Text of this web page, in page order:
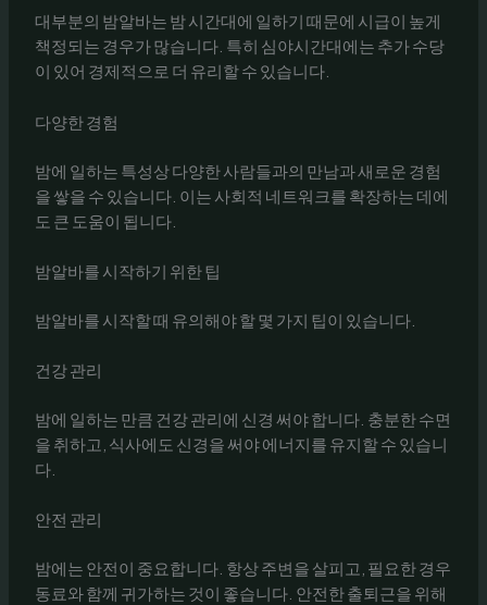
대부분의 밤알바는 밤 시간대에 일하기 때문에 시급이 높게
책정되는 경우가 많습니다. 특히 심야시간대에는 추가 수당
이 있어 경제적으로 더 유리할 수 있습니다.
다양한 경험
밤에 일하는 특성상 다양한 사람들과의 만남과 새로운 경험
을 쌓을 수 있습니다. 이는 사회적 네트워크를 확장하는 데에
도 큰 도움이 됩니다.
밤알바를 시작하기 위한 팁
밤알바를 시작할 때 유의해야 할 몇 가지 팁이 있습니다.
건강 관리
밤에 일하는 만큼 건강 관리에 신경 써야 합니다. 충분한 수면
을 취하고, 식사에도 신경을 써야 에너지를 유지할 수 있습니
다.
안전 관리
밤에는 안전이 중요합니다. 항상 주변을 살피고, 필요한 경우
동료와 함께 귀가하는 것이 좋습니다. 안전한 출퇴근을 위해